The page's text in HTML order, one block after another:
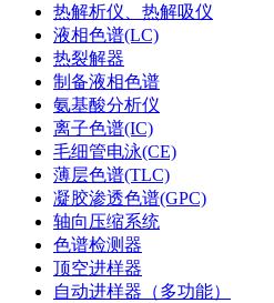
热解析仪、热解吸仪
液相色谱(LC)
热裂解器
制备液相色谱
氨基酸分析仪
离子色谱(IC)
毛细管电泳(CE)
薄层色谱(TLC)
凝胶渗透色谱(GPC)
轴向压缩系统
色谱检测器
顶空进样器
自动进样器（多功能）